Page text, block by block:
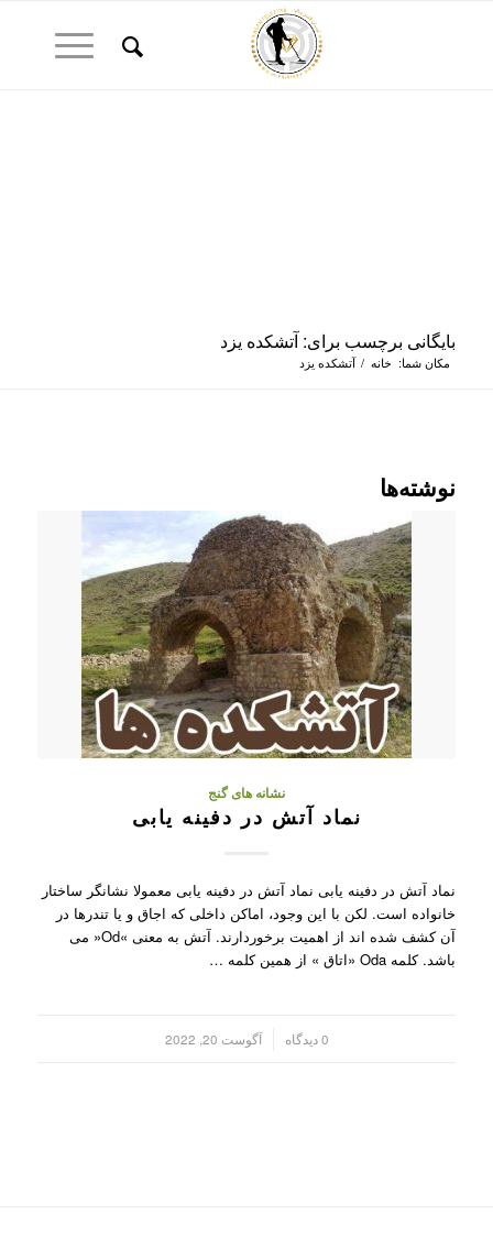
بایگانی برچسب برای: آتشکده یزد
مکان شما: خانه / آتشکده یزد
نوشته‌ها
نشانه های گنج
نماد آتش در دفینه یابی
نماد آتش در دفینه یابی نماد آتش در دفینه یابی معمولا نشانگر ساختار
خانواده است. لکن با این وجود، اماکن داخلی که اجاق و یا تندرها در
آن کشف شده اند از اهمیت برخوردارند. آتش به معنی »Od« می
باشد. کلمه Oda «اتاق » از همین کلمه …
0 دیدگاه آگوست 20, 2022